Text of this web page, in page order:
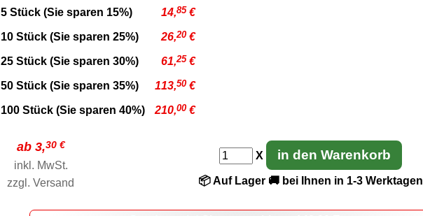
5 Stück (Sie sparen 15%) 14,85 €
10 Stück (Sie sparen 25%) 26,20 €
25 Stück (Sie sparen 30%) 61,25 €
50 Stück (Sie sparen 35%) 113,50 €
100 Stück (Sie sparen 40%) 210,00 €
ab 3,30 €
inkl. MwSt.
zzgl. Versand
X in den Warenkorb
📦 Auf Lager 🚚 bei Ihnen in 1-3 Werktagen